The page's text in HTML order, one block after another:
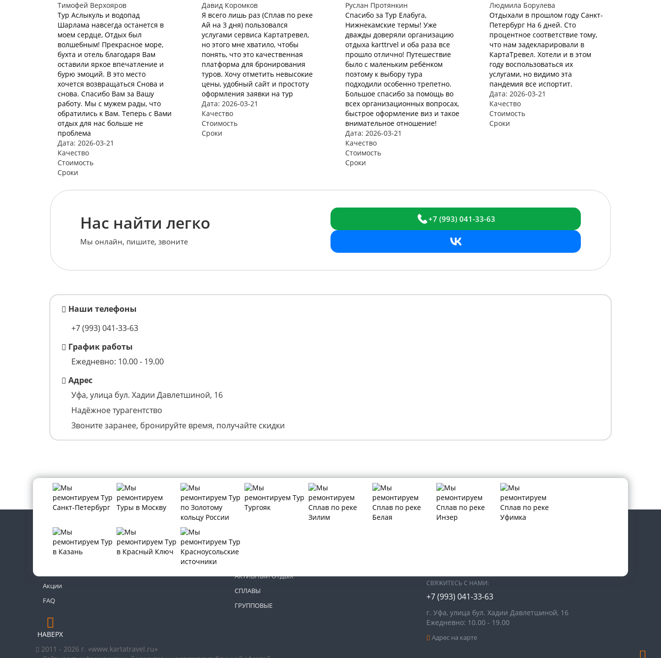
Тимофей Верхояров
Тур Аслыкуль и водопад
Шарлама навсегда останется в
моем сердце, Отдых был
волшебным! Прекрасное море,
бухта и отель благодаря Вам
оставили яркое впечатление и
бурю эмоций. В это место
хочется возвращаться Снова и
снова. Спасибо Вам за Вашу
работу. Мы с мужем рады, что
обратились к Вам. Теперь с Вами
отдых для нас больше не
проблема
Дата: 2026-03-21
Качество
Стоимость
Сроки
Давид Коромков
Я всего лишь раз (Сплав по реке
Ай на 3 дня) пользовался
услугами сервиса Картатревел,
но этого мне хватило, чтобы
понять, что это качественная
платформа для бронирования
туров. Хочу отметить невысокие
цены, удобный сайт и простоту
оформления заявки на тур
Дата: 2026-03-21
Качество
Стоимость
Сроки
Руслан Протянкин
Спасибо за Тур Елабуга,
Нижнекамские термы! Уже
дважды доверяли организацию
отдыха karttrvel и оба раза все
прошло отлично! Путешествие
было с маленьким ребёнком
поэтому к выбору тура
подходили особенно трепетно.
Большое спасибо за помощь во
всех организационных вопросах,
быстрое оформление виз и такое
внимательное отношение!
Дата: 2026-03-21
Качество
Стоимость
Сроки
Людмила Борулева
Отдыхали в прошлом году Санкт-
Петербург На 6 дней. Сто
процентное соответствие тому,
что нам задекларировали в
КартаТревел. Хотели и в этом
году воспользоваться их
услугами, но видимо эта
пандемия все испортит.
Дата: 2026-03-21
Качество
Стоимость
Сроки
Нас найти легко
Мы онлайн, пишите, звоните
+7 (993) 041-33-63
Наши телефоны
+7 (993) 041-33-63
График работы
Ежедневно: 10.00 - 19.00
Адрес
Уфа, улица бул. Хадии Давлетшиной, 16
Надёжное турагентство
Звоните заранее, бронируйте время, получайте скидки
Контакты
Акции
FAQ
НАВЕРХ
2011 - 2026 г. «www.kartatravel.ru»
ТУРЫ КАЗАНЬ
АКТИВНЫЙ ОТДЫХ
СПЛАВЫ
ГРУППОВЫЕ
СВЯЖИТЕСЬ С НАМИ:
+7 (993) 041-33-63
г. Уфа, улица бул. Хадии Давлетшиной, 16
Ежедневно: 10.00 - 19.00
Адрес на карте